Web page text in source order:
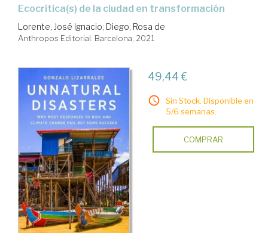
ecocrítica(s) de la ciudad en transformación
Lorente, José Ignacio; Diego, Rosa de
Anthropos Editorial. Barcelona, 2021
49,44 €
Sin Stock. Disponible en
5/6 semanas.
COMPRAR